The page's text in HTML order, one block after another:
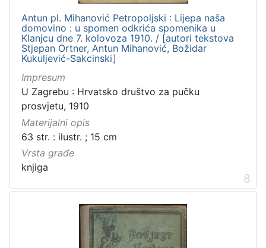
Antun pl. Mihanović Petropoljski : Lijepa naša
domovino : u spomen odkrića spomenika u
Klanjcu dne 7. kolovoza 1910. / [autori tekstova
Stjepan Ortner, Antun Mihanović, Božidar
Kukuljević-Sakcinski]
Impresum
U Zagrebu : Hrvatsko društvo za pučku
prosvjetu, 1910
Materijalni opis
63 str. : ilustr. ; 15 cm
Vrsta građe
knjiga
8